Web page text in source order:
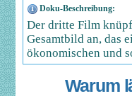
Doku-Beschreibung:
Der dritte Film
Gesamtbild an, das
ökonomischen und
Warum